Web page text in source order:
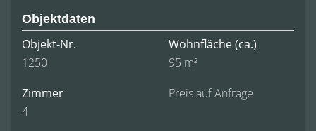
Objektdaten
Objekt-Nr.
1250
Wohnfläche(ca.)
95 m²
Zimmer
4
Preis auf Anfrage